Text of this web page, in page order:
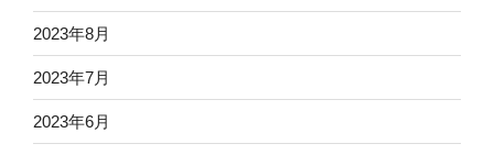
2023年8月
2023年7月
2023年6月